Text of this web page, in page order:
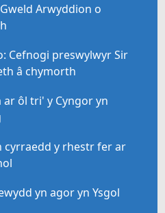
Arwyddion o
Cefnogi preswylwyr Sir
â chymorth
ôl tri' y Cyngor yn
cyrraedd y rhestr fer ar
yn agor yn Ysgol